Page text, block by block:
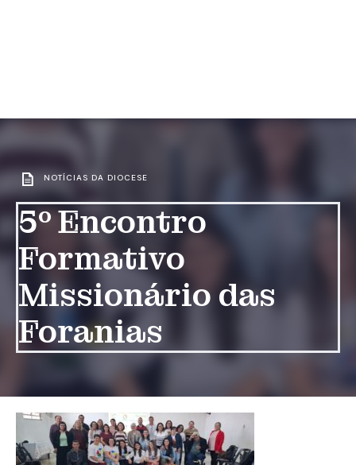
NOTÍCIAS DA DIOCESE
5º Encontro
Formativo
Missionário das
Foranias